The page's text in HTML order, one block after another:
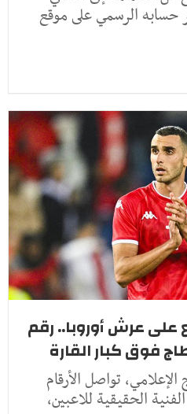
حسابه الرسمي على موقع
على عرش أوروبا.. رقم
فوق كبار القارة
تواصل الأرقام
الحقيقية للاعبين،